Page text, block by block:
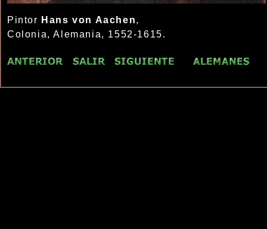
Pintor Hans von Aachen,
Colonia, Alemania, 1552-1615.